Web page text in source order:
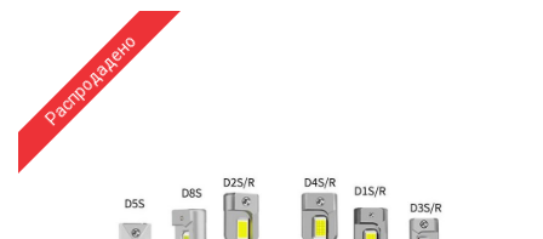
Распродадено